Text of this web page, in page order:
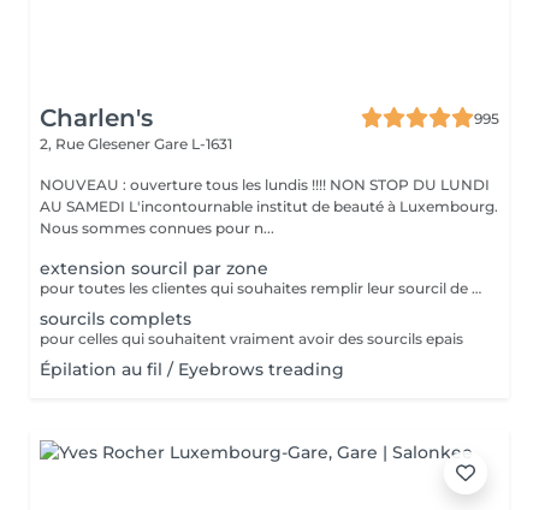
Charlen's
995
2, Rue Glesener Gare L-1631
NOUVEAU : ouverture tous les lundis !!!! NON STOP DU LUNDI
AU SAMEDI L'incontournable institut de beauté à Luxembourg.
Nous sommes connues pour n...
extension sourcil par zone
pour toutes les clientes qui souhaites remplir leur sourcil de facon temporaire et naturel cette prestation est faites pour vous
sourcils complets
pour celles qui souhaitent vraiment avoir des sourcils epais
Épilation au fil / Eyebrows treading